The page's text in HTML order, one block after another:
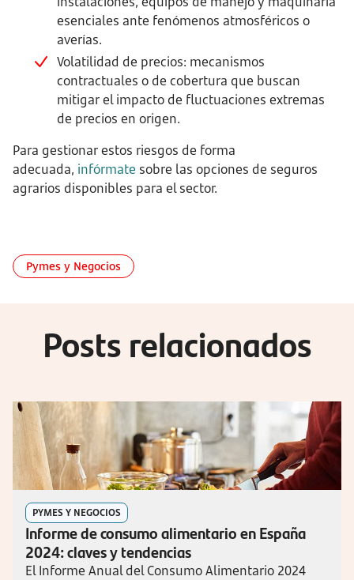
esenciales ante fenómenos atmosféricos o
averías.
Volatilidad de precios: mecanismos
contractuales o de cobertura que buscan
mitigar el impacto de fluctuaciones extremas
de precios en origen.
Para gestionar estos riesgos de forma
adecuada, infórmate sobre las opciones de seguros
agrarios disponibles para el sector.
Pymes y Negocios
Posts relacionados
PYMES Y NEGOCIOS
Informe de consumo alimentario en España
2024: claves y tendencias
El Informe Anual del Consumo Alimentario 2024